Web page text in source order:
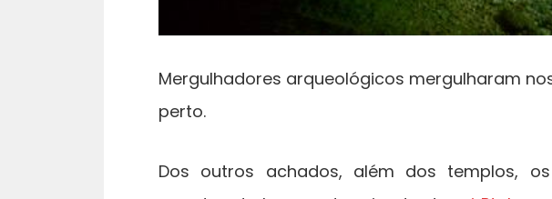
Mergulhadores arqueológicos mergulharam
perto.
Dos outros achados, além dos templos,